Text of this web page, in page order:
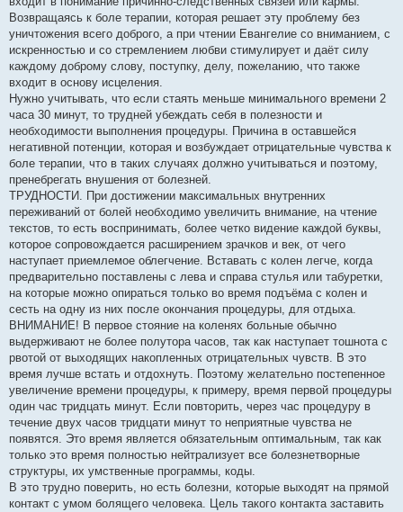
Возвращаясь к боле терапии, которая решает эту проблему без
уничтожения всего доброго, а при чтении Евангелие со вниманием, с
искренностью и со стремлением любви стимулирует и даёт силу
каждому доброму слову, поступку, делу, пожеланию, что также
входит в основу исцеления.
Нужно учитывать, что если стаять меньше минимального времени 2
часа 30 минут, то трудней убеждать себя в полезности и
необходимости выполнения процедуры. Причина в оставшейся
негативной потенции, которая и возбуждает отрицательные чувства к
боле терапии, что в таких случаях должно учитываться и поэтому,
пренебрегать внушения от болезней.
ТРУДНОСТИ. При достижении максимальных внутренних
переживаний от болей необходимо увеличить внимание, на чтение
текстов, то есть воспринимать, более четко видение каждой буквы,
которое сопровождается расширением зрачков и век, от чего
наступает приемлемое облегчение. Вставать с колен легче, когда
предварительно поставлены с лева и справа стулья или табуретки,
на которые можно опираться только во время подъёма с колен и
сесть на одну из них после окончания процедуры, для отдыха.
ВНИМАНИЕ! В первое стояние на коленях больные обычно
выдерживают не более полутора часов, так как наступает тошнота с
рвотой от выходящих накопленных отрицательных чувств. В это
время лучше встать и отдохнуть. Поэтому желательно постепенное
увеличение времени процедуры, к примеру, время первой процедуры
один час тридцать минут. Если повторить, через час процедуру в
течение двух часов тридцати минут то неприятные чувства не
появятся. Это время является обязательным оптимальным, так как
только это время полностью нейтрализует все болезнетворные
структуры, их умственные программы, коды.
В это трудно поверить, но есть болезни, которые выходят на прямой
контакт с умом болящего человека. Цель такого контакта заставить